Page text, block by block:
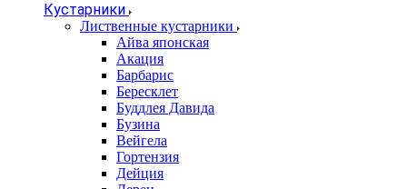
Кустарники
Лиственные кустарники
Айва японская
Акация
Барбарис
Бересклет
Буддлея Давида
Бузина
Вейгела
Гортензия
Дейция